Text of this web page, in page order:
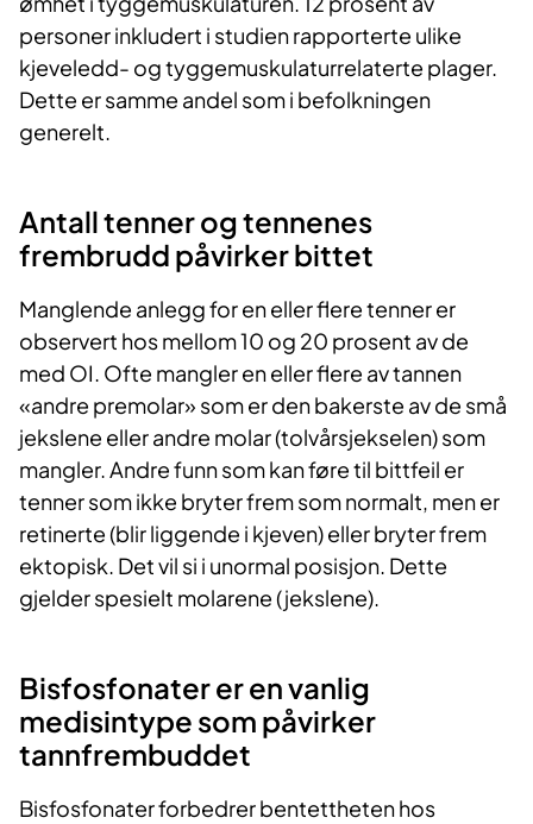
personer inkludert i studien rapporterte ulike
kjeveledd- og tyggemuskulaturrelaterte plager.
Dette er samme andel som i befolkningen
generelt.
Antall tenner og tennenes
frembrudd påvirker bittet
Manglende anlegg for en eller flere tenner er
observert hos mellom 10 og 20 prosent av de
med OI. Ofte mangler en eller flere av tannen
«andre premolar» som er den bakerste av de små
jekslene eller andre molar (tolvårsjekselen) som
mangler. Andre funn som kan føre til bittfeil er
tenner som ikke bryter frem som normalt, men er
retinerte (blir liggende i kjeven) eller bryter frem
ektopisk. Det vil si i unormal posisjon. Dette
gjelder spesielt molarene (jekslene).
Bisfosfonater er en vanlig
medisintype som påvirker
tannfrembuddet
Bisfosfonater forbedrer bentettheten hos